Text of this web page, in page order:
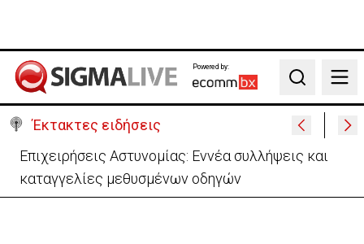
Powered by:
Search
Έκτακτες ειδήσεις
Στα 275 δισ. το κόστος των νέων αμερικανικών
θωρηκτών κλάσης «Τραμπ»